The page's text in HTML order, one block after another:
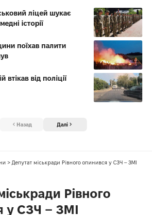
ліцей шукає
історії
поїхав палити
втікав від поліції
Назад Далі
> Депутат міськради Рівного опинився у СЗЧ – ЗМІ
Рівного
у СЗЧ – ЗМІ